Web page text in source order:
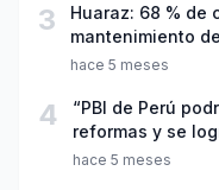
3
Huaraz: 68 % de
mantenimiento
año escolar 2026
hace 5 meses
4
“PBI de Perú
reformas y se
hace 5 meses